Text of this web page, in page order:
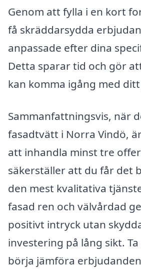
Genom att fylla i en kort
få skräddarsydda
anpassade efter dina
Detta sparar tid och gör
kan komma igång med
Sammanfattningsvis, när
fasadtvätt i Norra Vindö,
att inhandla minst tre
säkerställer att du får det
den mest kvalitativa
fasad ren och välvårdad
positivt intryck utan
investering på lång sikt.
börja jämföra